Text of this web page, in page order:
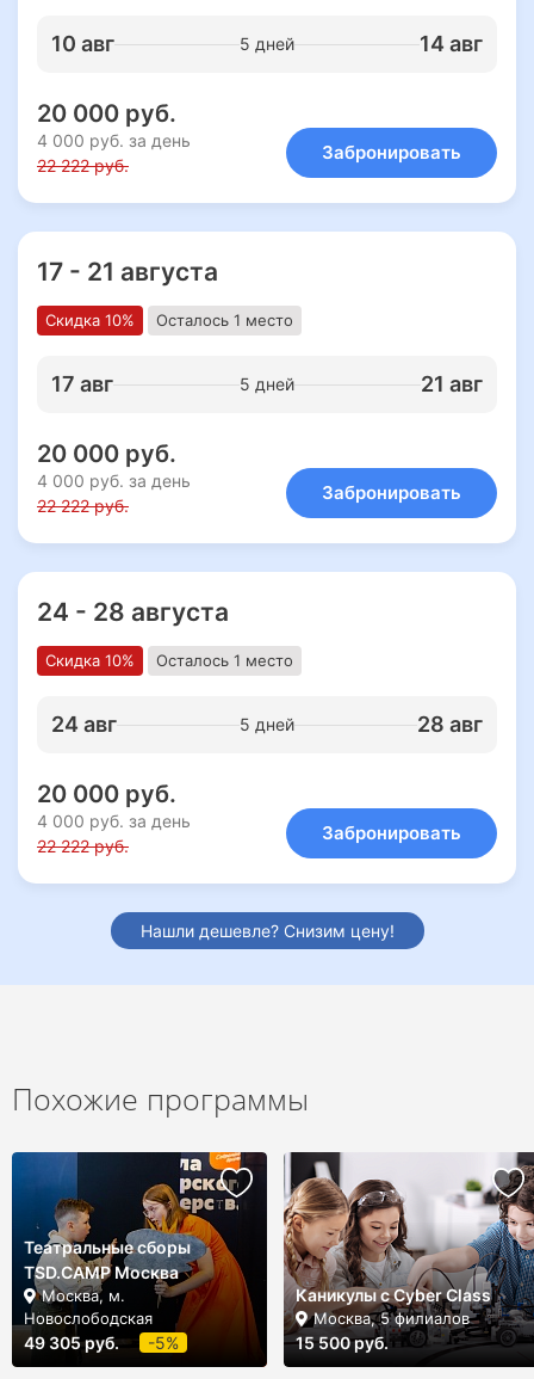
10 авг 5 дней 14 авг
20 000 руб.
4 000 руб. за день
22 222 руб.
Забронировать
17 - 21 августа
Скидка 10% Осталось 1 место
17 авг 5 дней 21 авг
20 000 руб.
4 000 руб. за день
22 222 руб.
Забронировать
24 - 28 августа
Скидка 10% Осталось 1 место
24 авг 5 дней 28 авг
20 000 руб.
4 000 руб. за день
22 222 руб.
Забронировать
Нашли дешевле? Снизим цену!
Похожие программы
Театральные сборы
TSD.CAMP Москва
Москва, м.
Новослободская
49 305 руб. -5%
Каникулы с Cyber Class
Москва, 5 филиалов
15 500 руб.